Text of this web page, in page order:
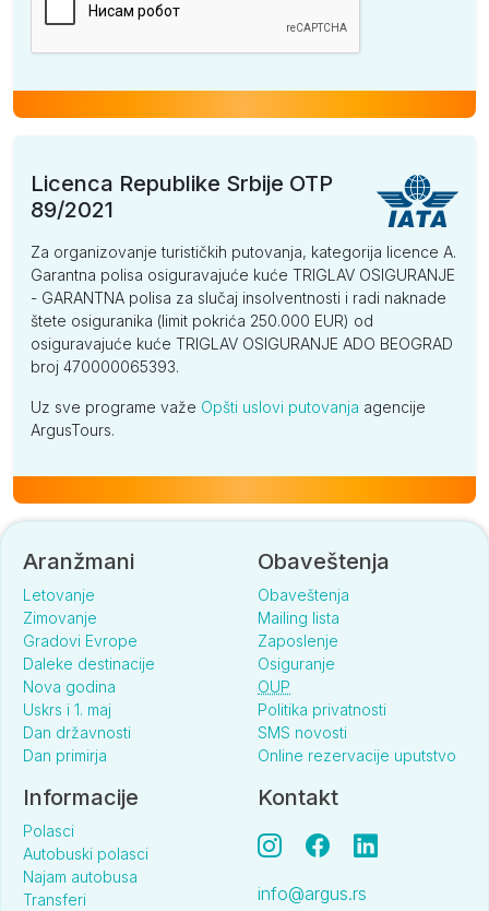
Licenca Republike Srbije OTP
89/2021
Za organizovanje turističkih putovanja, kategorija licence A.
Garantna polisa osiguravajuće kuće TRIGLAV OSIGURANJE
- GARANTNA polisa za slučaj insolventnosti i radi naknade
štete osiguranika (limit pokrića 250.000 EUR) od
osiguravajuće kuće TRIGLAV OSIGURANJE ADO BEOGRAD
broj 470000065393.
Uz sve programe važe Opšti uslovi putovanja agencije
ArgusTours.
Aranžmani
Letovanje
Zimovanje
Gradovi Evrope
Daleke destinacije
Nova godina
Uskrs i 1. maj
Dan državnosti
Dan primirja
Obaveštenja
Obaveštenja
Mailing lista
Zaposlenje
Osiguranje
OUP
Politika privatnosti
SMS novosti
Online rezervacije uputstvo
Informacije
Polasci
Autobuski polasci
Najam autobusa
Transferi
Kontakt
info@argus.rs